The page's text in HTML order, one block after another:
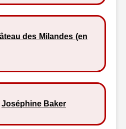
des Milandes (en
Joséphine Baker